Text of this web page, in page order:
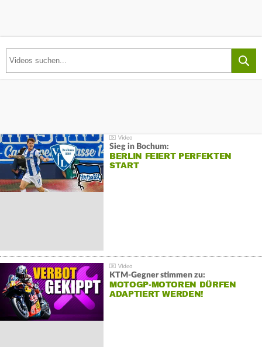
Sieg in Bochum:
BERLIN FEIERT PERFEKTEN
START
KTM-Gegner stimmen zu:
MOTOGP-MOTOREN DÜRFEN
ADAPTIERT WERDEN!